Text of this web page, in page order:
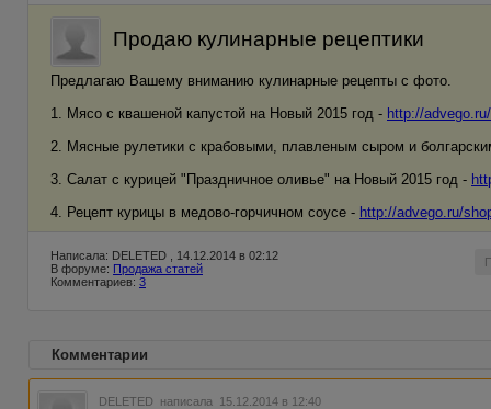
Продаю кулинарные рецептики
Предлагаю Вашему вниманию кулинарные рецепты с фото.
1. Мясо с квашеной капустой на Новый 2015 год - http://
2. Мясные рулетики с крабовыми, плавленым сыром и
3. Салат с курицей "Праздничное оливье" на Новый 2015 год -
4. Рецепт курицы в медово-горчичном соусе - http://advego.ru/
Написала: DELETED , 14.12.2014 в 02:12
В форуме: Продажа статей
Комментариев: 3
Комментарии
DELETED написала 15.12.2014 в 12:40